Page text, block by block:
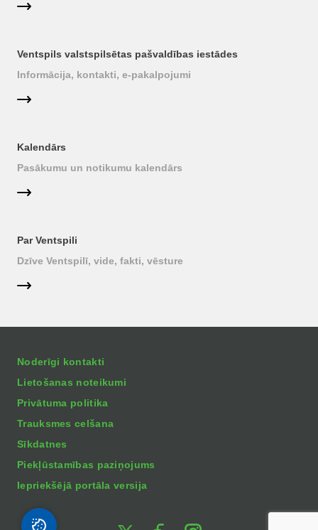
Ventspils valstspilsētas pašvaldības iestādes
Informācija, kontakti, e-pakalpojumi
Kalendārs
Pasākumu un notikumu kalendārs
Par Ventspili
Dzīve Ventspilī, vide, fakti, vēsture
Noderīgi kontakti
Lietošanas noteikumi
Privātuma politika
Trauksmes celšana
Sīkdatnes
Piekļūstamības paziņojums
Iepriekšējā portāla versija